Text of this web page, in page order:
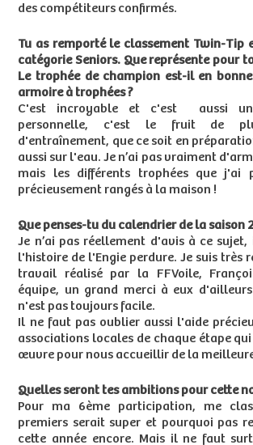
des compétiteurs confirmés.
Tu as remporté le classement Twin-Tip
catégorie Seniors. Que représente pour
Le trophée de champion est-il en
armoire à trophées ?
C'est incroyable et c'est aussi
personnelle, c'est le fruit de
d'entraînement, que ce soit en
aussi sur l'eau. Je n’ai pas vraiment
mais les différents trophées que j'ai
précieusement rangés à la maison !
Que penses-tu du calendrier de la saison
Je n’ai pas réellement d'avis à ce
l'histoire de l'Engie perdure. Je suis très
travail réalisé par la FFVoile,
équipe, un grand merci à eux
n'est pas toujours facile.
Il ne faut pas oublier aussi l'aide
associations locales de chaque étape
œuvre pour nous accueillir de la
Quelles seront tes ambitions pour cette
Pour ma 6ème participation, me
premiers serait super et pourquoi pas
cette année encore. Mais il ne faut